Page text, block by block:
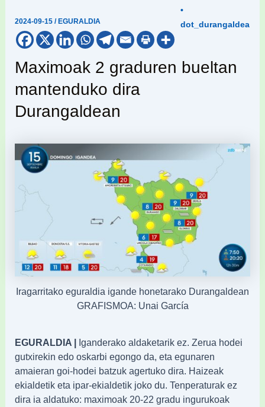
2024-09-15/ EGURALDIA
•
dot_durangaldea
Maximoak 2 graduren bueltan
mantenduko dira
Durangaldean
Iragarritako eguraldia igande honetarako Durangaldean
GRAFISMOA: Unai García
EGURALDIA | Iganderako aldaketarik ez. Zerua hodei
gutxirekin edo oskarbi egongo da, eta egunaren
amaieran goi-hodei batzuk agertuko dira. Haizeak
ekialdetik eta ipar-ekialdetik joko du. Tenperaturak ez
dira ia aldatuko: maximoak 20-22 gradu ingurukoak